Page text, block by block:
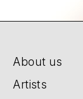
About us
Artists